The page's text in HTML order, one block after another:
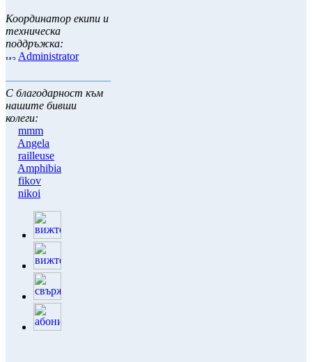
Координатор екипи и
техническа
поддръжка:
Administrator
С благодарност към
нашите бивши
колеги:
mmm
Angela
railleuse
Amphibia
fikov
nikoi